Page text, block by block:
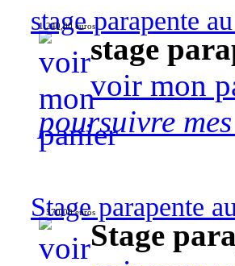
stage parapente
1 240,00 euros
stage
voir mon
poursuivre
Stage parapente
570,00 euros
Stage